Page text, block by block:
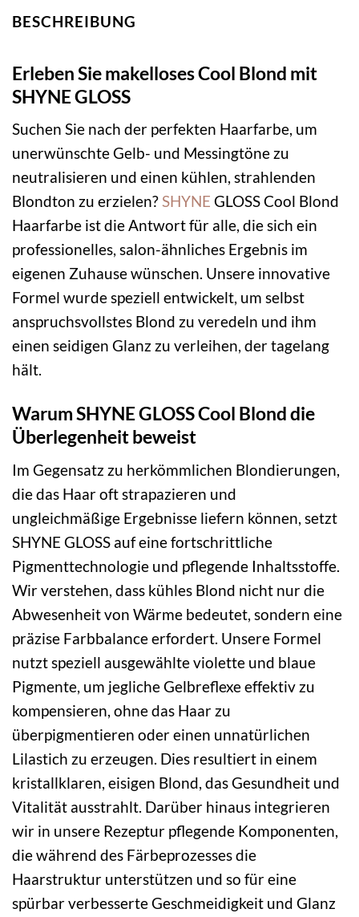
BESCHREIBUNG
Erleben Sie makelloses Cool Blond mit
SHYNE GLOSS
Suchen Sie nach der perfekten Haarfarbe, um
unerwünschte Gelb- und Messingtöne zu
neutralisieren und einen kühlen, strahlenden
Blondton zu erzielen?SHYNE GLOSS Cool Blond
Haarfarbe ist die Antwort für alle, die sich ein
professionelles, salon-ähnliches Ergebnis im
eigenen Zuhause wünschen. Unsere innovative
Formel wurde speziell entwickelt, um selbst
anspruchsvollstes Blond zu veredeln und ihm
einen seidigen Glanz zu verleihen, der tagelang
hält.
Warum SHYNE GLOSS Cool Blond die
Überlegenheit beweist
Im Gegensatz zu herkömmlichen Blondierungen,
die das Haar oft strapazieren und
ungleichmäßige Ergebnisse liefern können, setzt
SHYNE GLOSS auf eine fortschrittliche
Pigmenttechnologie und pflegende Inhaltsstoffe.
Wir verstehen, dass kühles Blond nicht nur die
Abwesenheit von Wärme bedeutet, sondern eine
präzise Farbbalance erfordert. Unsere Formel
nutzt speziell ausgewählte violette und blaue
Pigmente, um jegliche Gelbreflexe effektiv zu
kompensieren, ohne das Haar zu
überpigmentieren oder einen unnatürlichen
Lilastich zu erzeugen. Dies resultiert in einem
kristallklaren, eisigen Blond, das Gesundheit und
Vitalität ausstrahlt. Darüber hinaus integrieren
wir in unsere Rezeptur pflegende Komponenten,
die während des Färbeprozesses die
Haarstruktur unterstützen und so für eine
spürbar verbesserte Geschmeidigkeit und Glanz